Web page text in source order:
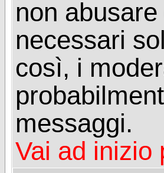
non
necessari
così, i
messaggi.
Vai ad inizio